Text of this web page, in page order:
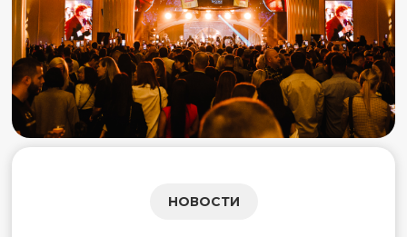
НОВОСТИ